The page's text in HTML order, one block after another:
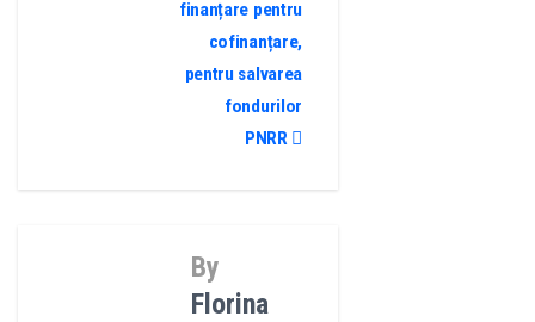
finanțare pentru
cofinanțare,
pentru salvarea
fondurilor
PNRR
By
Florina